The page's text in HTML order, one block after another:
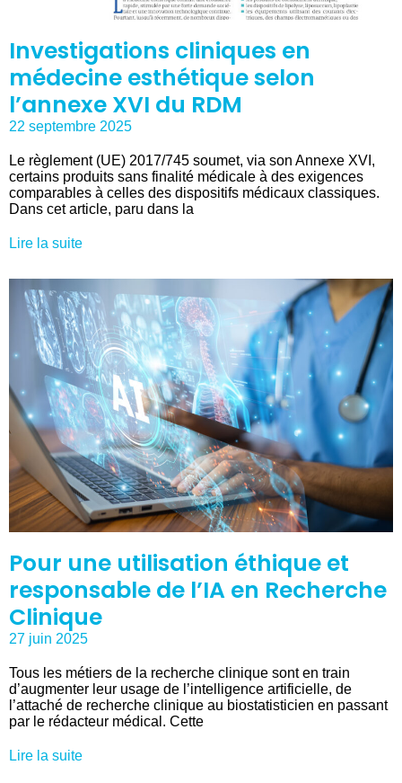
Investigations cliniques en
médecine esthétique selon
l’annexe XVI du RDM
22 septembre 2025
Le règlement (UE) 2017/745 soumet, via son Annexe XVI,
certains produits sans finalité médicale à des exigences
comparables à celles des dispositifs médicaux classiques.
Dans cet article, paru dans la
Lire la suite
Pour une utilisation éthique et
responsable de l’IA en Recherche
Clinique
27 juin 2025
Tous les métiers de la recherche clinique sont en train
d’augmenter leur usage de l’intelligence artificielle, de
l’attaché de recherche clinique au biostatisticien en passant
par le rédacteur médical. Cette
Lire la suite